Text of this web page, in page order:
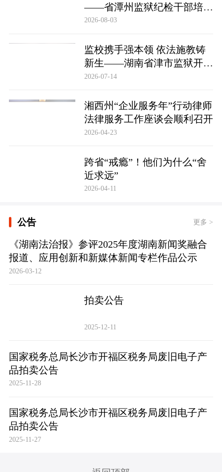
——省潭州监狱纪检干部培训
实现全覆盖
2026-08-03
监校携手强本领 依法施教铸
新生——湖南省津市监狱开展
基层警察教育改造专项技能培
2026-07-14
湘西州“企业服务年”行动律师
法律服务工作座谈会顺利召开
2026-04-23
跨省“戒瘾”！他们为什么“舍
近求远”
2026-04-11
公告 更多 >
《湖南法治报》参评2025年度湖南新闻奖融合
报道、应用创新和新媒体新闻专栏作品公示
2026-03-12
拍卖公告
2025-12-11
国家税务总局长沙市开福区税务局废旧电子产
品拍卖公告
2025-11-28
国家税务总局长沙市开福区税务局废旧电子产
品拍卖公告
2025-11-27